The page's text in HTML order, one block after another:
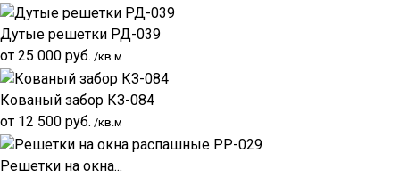
Дутые решетки РД-039
от 25 000 руб. /кв.м
Кованый забор КЗ-084
от 12 500 руб. /кв.м
Решетки на окна...